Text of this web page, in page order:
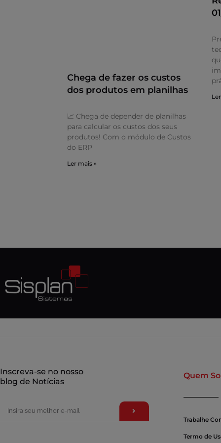
Chega de fazer os custos
dos produtos em planilhas
📈 Chega de depender de planilhas
para calcular os custos dos seus
produtos! Com o módulo de Custos
do ERP
Ler mais »
Inscreva-se no nosso
blog de Notícias
Quem
Trabalhe
Termo de